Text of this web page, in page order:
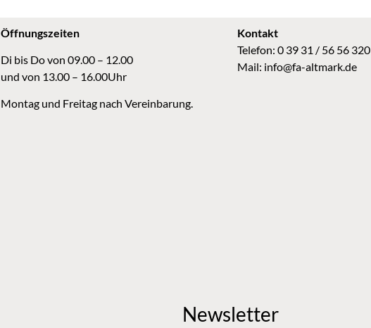
Öffnungszeiten
Di bis Do von 09.00 – 12.00
und von 13.00 – 16.00Uhr
Montag und Freitag nach Vereinbarung.
Kontakt
Telefon: 0 39 31 / 56 56 320
Mail: info@fa-altmark.de
Newsletter